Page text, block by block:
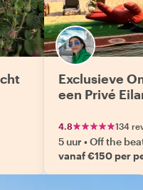
Exclusieve
een Privé
4.8 134
5 uur •Off the
vanaf €150 per